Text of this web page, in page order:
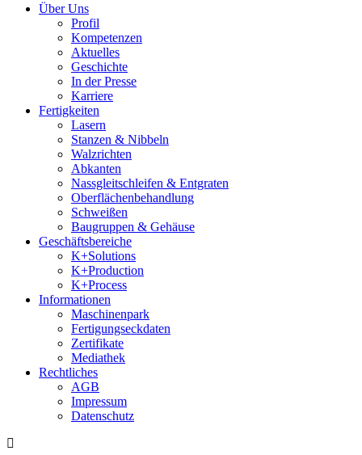
Über Uns
Profil
Kompetenzen
Aktuelles
Geschichte
In der Presse
Karriere
Fertigkeiten
Lasern
Stanzen & Nibbeln
Walzrichten
Abkanten
Nassgleitschleifen & Entgraten
Oberflächenbehandlung
Schweißen
Baugruppen & Gehäuse
Geschäftsbereiche
K+Solutions
K+Production
K+Process
Informationen
Maschinenpark
Fertigungseckdaten
Zertifikate
Mediathek
Rechtliches
AGB
Impressum
Datenschutz